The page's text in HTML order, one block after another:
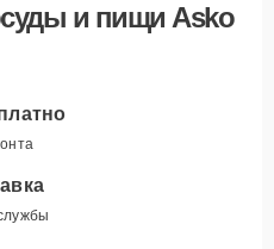
и пищи Asko